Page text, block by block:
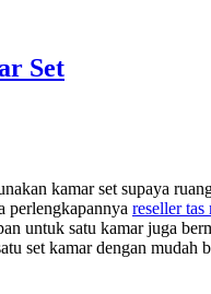
Set
kamar set supaya
perlengkapannya reseller tas
untuk satu kamar juga
set kamar dengan mudah